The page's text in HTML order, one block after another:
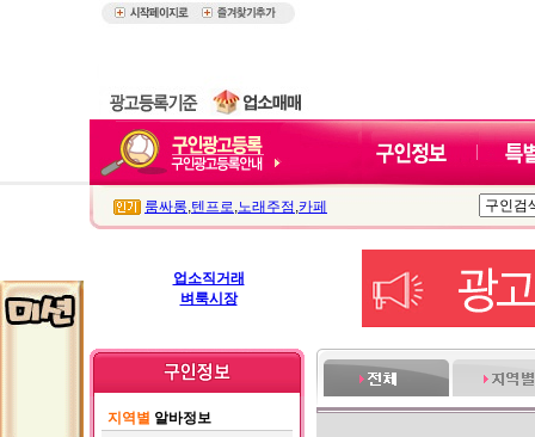
룸싸롱,텐프로,노래주점 ,카페
업소직거래
벼룩시장
지역별 알바정보